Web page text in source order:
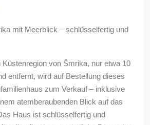
mit Meerblick – schlüsselfertig und
Küstenregion von Šmrika, nur etwa 10
entfernt, wird auf Bestellung dieses
zum Verkauf – inklusive
atemberaubenden Blick auf das
Haus ist schlüsselfertig und